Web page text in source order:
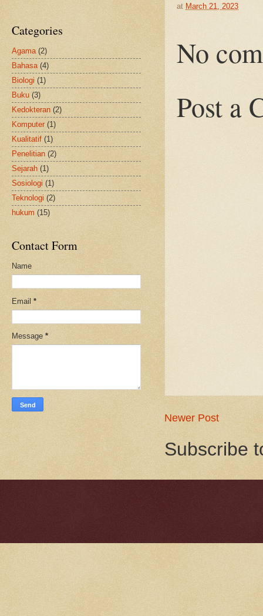
at March 21, 2023
No
Post a
Newer Post
Subscribe
Categories
Agama (2)
Bahasa (4)
Biologi (1)
Buku (3)
Kedokteran (2)
Komputer (1)
Kualitatif (1)
Penelitian (2)
Sejarah (1)
Sosiologi (1)
Teknologi (2)
hukum (15)
Contact Form
Name
Email *
Message *